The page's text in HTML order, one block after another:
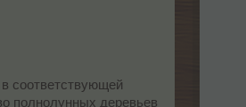
соответствующей
полнолунных деревьев